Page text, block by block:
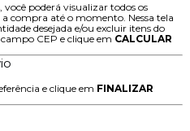
poderá visualizar todos os
compra até o momento. Nessa tela
desejada e/ou excluir itens do
CEP e clique em CALCULAR
e clique em FINALIZAR